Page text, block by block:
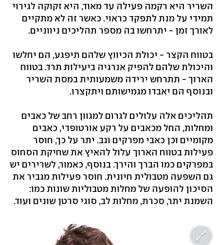
השריר היא רקמה פעילה עד מאוד, היא זקוקה לגירוי
תמידי על מנת לתפקד כראוי. כאשר זה לא מתקיים
לאורך זמן - יתרחשו בה מספר תהליכים ניווניים.
בטווח הקצר - יכולת הכיווץ שלהם תיפגע, הם יחלשו
והיכולת שלהם להפיק אנרגיה ביעילות תרד. בטווח
הארוך - תתרחש ירידה משמעותית במסת השריר
ובנוסף הם יאבדו מגמישותם ויתקצרו.
תהליכים אלה עלולים לגרום למגוון רחב של כאבים
ומחלות, החל מכאבים על רקע אורטופדי, כאבים
מקומיים וכן כאבי מפרקים וגב. יתר על כך, חוסר
פעילות בטווח הארוך עלול להאיץ את שחיקת הסחוס
במפרקים כמו הברך והירך. בנוסף, כאמור, לשרירים יש
גם השפעה מטבולית חיונית. חוסר פעילות מגביר את
הסיכון להופעה של מחלות מטבוליות שונות כמו:
השמנת יתר, סכרת, מחלות לב, סוגי סרטן שונים ועוד.